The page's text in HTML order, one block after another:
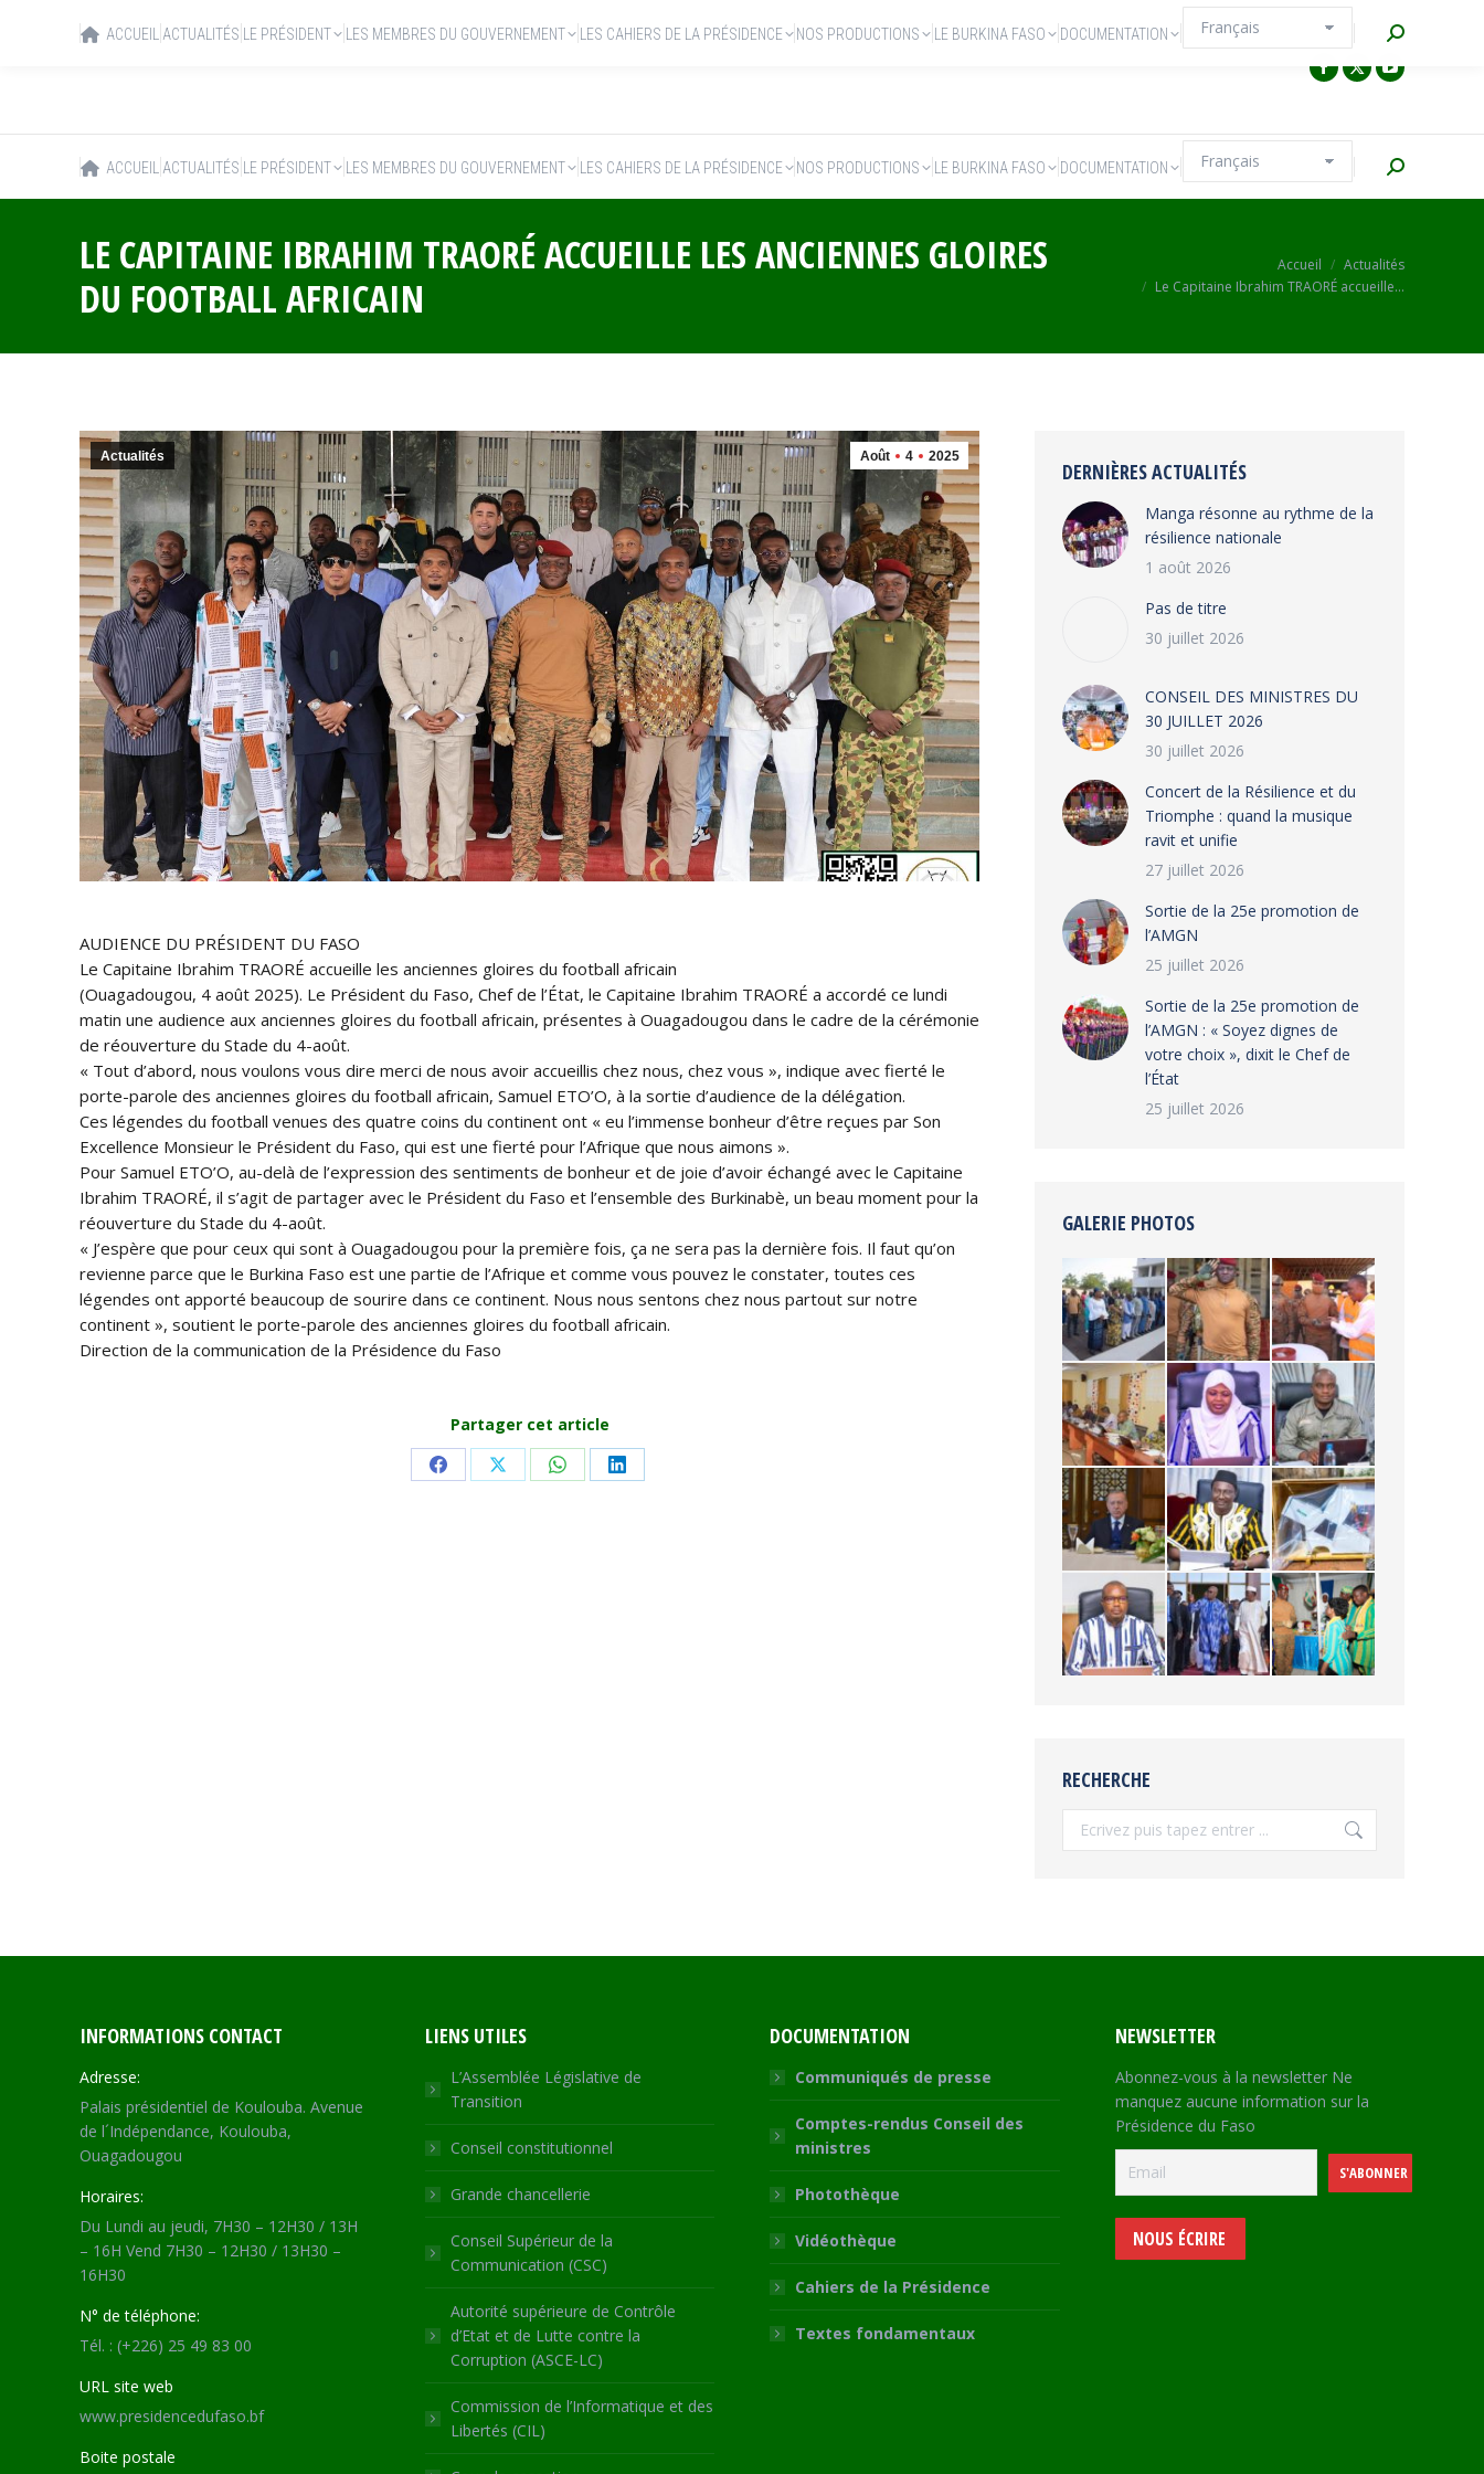
ACCUEIL ACTUALITÉS LE PRÉSIDENT LES MEMBRES DU GOUVERNEMENT LES CAHIERS DE LA PRÉSIDENCE NOS PRODUCTIONS LE BURKINA FASO DOCUMENTATION Recherche
LE CAPITAINE IBRAHIM TRAORÉ ACCUEILLE LES ANCIENNES GLOIRES
DU FOOTBALL AFRICAIN
Accueil
Actualités
Le Capitaine Ibrahim TRAORÉ accueille…
Août 4 2025
Actualités
AUDIENCE DU PRÉSIDENT DU FASO
Le Capitaine Ibrahim TRAORÉ accueille les anciennes gloires du football africain
(Ouagadougou, 4 août 2025). Le Président du Faso, Chef de l’État, le Capitaine Ibrahim TRAORÉ a accordé ce lundi
matin une audience aux anciennes gloires du football africain, présentes à Ouagadougou dans le cadre de la cérémonie
de réouverture du Stade du 4-août.
« Tout d’abord, nous voulons vous dire merci de nous avoir accueillis chez nous, chez vous », indique avec fierté le
porte-parole des anciennes gloires du football africain, Samuel ETO’O, à la sortie d’audience de la délégation.
Ces légendes du football venues des quatre coins du continent ont « eu l’immense bonheur d’être reçues par Son
Excellence Monsieur le Président du Faso, qui est une fierté pour l’Afrique que nous aimons ».
Pour Samuel ETO’O, au-delà de l’expression des sentiments de bonheur et de joie d’avoir échangé avec le Capitaine
Ibrahim TRAORÉ, il s’agit de partager avec le Président du Faso et l’ensemble des Burkinabè, un beau moment pour la
réouverture du Stade du 4-août.
« J’espère que pour ceux qui sont à Ouagadougou pour la première fois, ça ne sera pas la dernière fois. Il faut qu’on
revienne parce que le Burkina Faso est une partie de l’Afrique et comme vous pouvez le constater, toutes ces
légendes ont apporté beaucoup de sourire dans ce continent. Nous nous sentons chez nous partout sur notre
continent », soutient le porte-parole des anciennes gloires du football africain.
Direction de la communication de la Présidence du Faso
Partager cet article
Share Share Share Share
DERNIÈRES ACTUALITÉS
Manga résonne au rythme de la
résilience nationale
1 août 2026
Pas de titre
30 juillet 2026
CONSEIL DES MINISTRES DU
30 JUILLET 2026
30 juillet 2026
‎​Concert de la Résilience et du
Triomphe : quand la musique
ravit et unifie
27 juillet 2026
‎Sortie de la 25e promotion de
l’AMGN
25 juillet 2026
‎Sortie de la 25e promotion de
l’AMGN : « Soyez dignes de
votre choix », dixit le Chef de
l’État
25 juillet 2026
GALERIE PHOTOS
RECHERCHE
Recherche
INFORMATIONS CONTACT
Adresse:
Palais présidentiel de Koulouba. Avenue
de l´Indépendance, Koulouba,
Ouagadougou
Horaires:
Du Lundi au jeudi, 7H30 – 12H30 / 13H
– 16H Vend 7H30 – 12H30 / 13H30 –
16H30
N° de téléphone:
Tél. : (+226) 25 49 83 00
URL site web
www.presidencedufaso.bf
Boite postale
LIENS UTILES
L’Assemblée Législative de
Transition
Conseil constitutionnel
Grande chancellerie
Conseil Supérieur de la
Communication (CSC)
Autorité supérieure de Contrôle
d’Etat et de Lutte contre la
Corruption (ASCE-LC)
Commission de l’Informatique et des
Libertés (CIL)
DOCUMENTATION
Communiqués de presse
Comptes-rendus Conseil des
ministres
Photothèque
Vidéothèque
Cahiers de la Présidence
Textes fondamentaux
NEWSLETTER
Abonnez-vous à la newsletter Ne
manquez aucune information sur la
Présidence du Faso
NOUS ÉCRIRE
ACCUEIL ACTUALITÉS LE PRÉSIDENT LES MEMBRES DU GOUVERNEMENT LES CAHIERS DE LA PRÉSIDENCE NOS PRODUCTIONS LE BURKINA FASO DOCUMENTATION Recherche